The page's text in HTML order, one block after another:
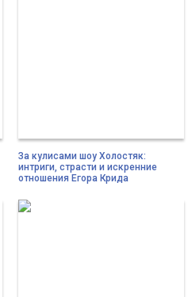
За кулисами шоу Холостяк:
интриги, страсти и искренние
отношения Егора Крида